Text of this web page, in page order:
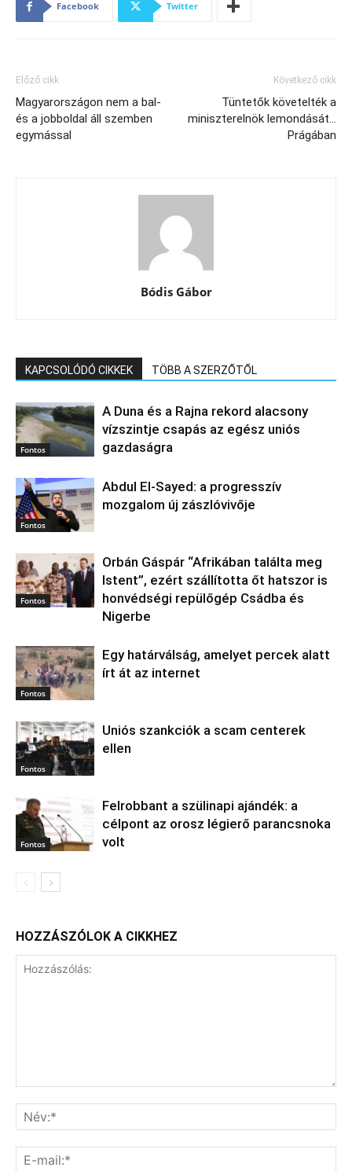
Facebook Twitter
Előző cikk
Magyarországon nem a bal-
és a jobboldal áll szemben
egymással
Következő cikk
Tüntetők követelték a
miniszterelnök lemondását…
Prágában
Bódis Gábor
KAPCSOLÓDÓ CIKKEK TÖBB A SZERZŐTŐL
Fontos
A Duna és a Rajna rekord alacsony
vízszintje csapás az egész uniós
gazdaságra
Fontos
Abdul El‑Sayed: a progresszív
mozgalom új zászlóvivője
Fontos
Orbán Gáspár “Afrikában találta meg
Istent”, ezért szállította őt hatszor is
honvédségi repülőgép Csádba és
Nigerbe
Fontos
Egy határválság, amelyet percek alatt
írt át az internet
Fontos
Uniós szankciók a scam centerek
ellen
Fontos
Felrobbant a szülinapi ajándék: a
célpont az orosz légierő parancsnoka
volt
HOZZÁSZÓLOK A CIKKHEZ